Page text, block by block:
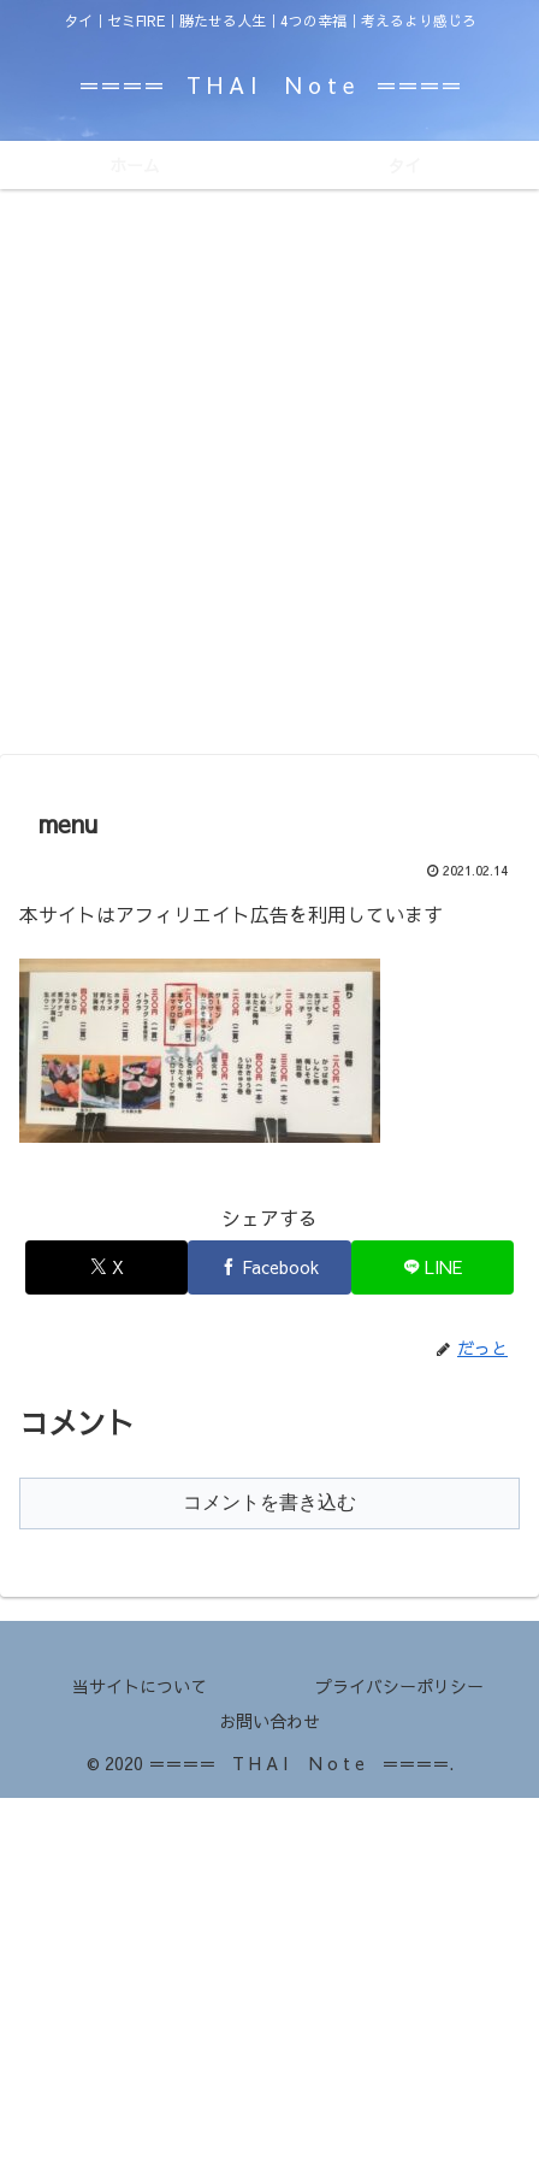
タイ｜セミFIRE｜勝たせる人生｜4つの幸福｜考えるより感じろ
＝＝＝＝ T H A I N o t e ＝＝＝＝
menu
2021.02.14
本サイトはアフィリエイト広告を利用しています
シェアする
X Facebook LINE
だっと
コメント
コメントを書き込む
当サイトについて
プライバシーポリシー
お問い合わせ
© 2020 ＝＝＝＝ T H A I N o t e ＝＝＝＝.